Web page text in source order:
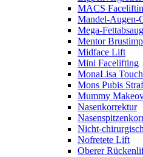
MACS
Mandel-Augen-
Mega-
Mentor
Midface Lift
Mini Facelifting
MonaLisa Touch
Mons Pubis
Mummy
Nasenkorrektur
Nicht-
Nofretete Lift
Oberer